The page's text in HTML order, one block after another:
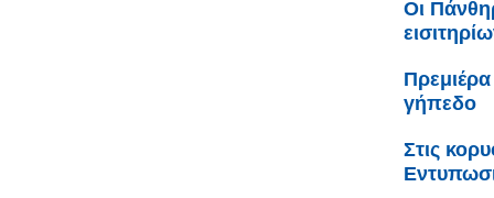
Οι
γήπεδο
Στις